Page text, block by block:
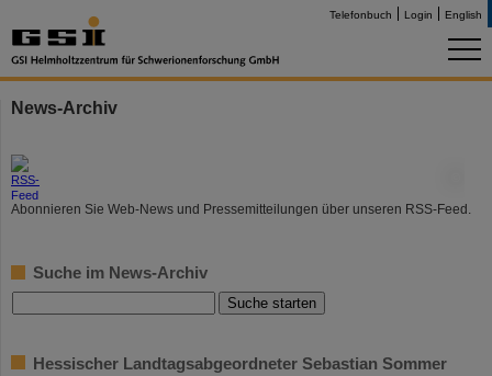
Telefonbuch Login English
News-Archiv
Abonnieren Sie Web-News und Pressemitteilungen über unseren RSS-Feed.
Suche im News-Archiv
Hessischer Landtagsabgeordneter Sebastian Sommer